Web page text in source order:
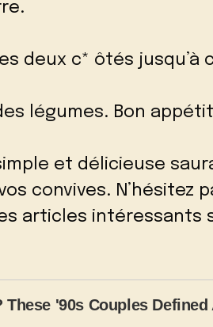
deux c* ôtés jusqu’à
légumes. Bon
et délicieuse
convives. N’hésitez
articles intéressants